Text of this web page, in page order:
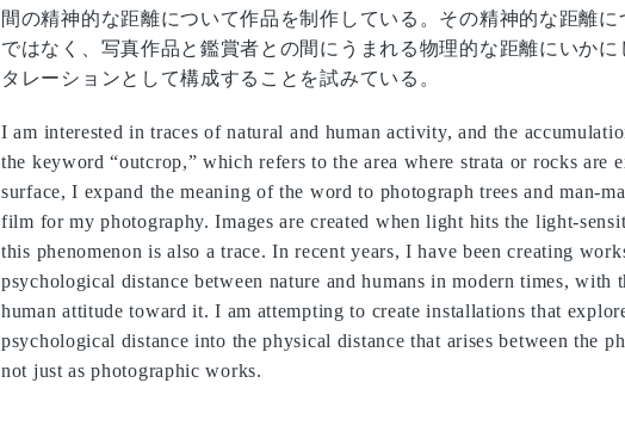
間の精神的な距離について作品を制作している。その精神的な距離
ではなく、写真作品と鑑賞者との間にうまれる物理的な距離にいか
タレーションとして構成することを試みている。
I am interested in traces of natural and human activity, and the
the keyword “outcrop,” which refers to the area where strata or rocks are
surface, I expand the meaning of the word to photograph trees and man-
film for my photography. Images are created when light hits the light-
this phenomenon is also a trace. In recent years, I have been creating
psychological distance between nature and humans in modern times, with
human attitude toward it. I am attempting to create installations that
psychological distance into the physical distance that arises between the
not just as photographic works.